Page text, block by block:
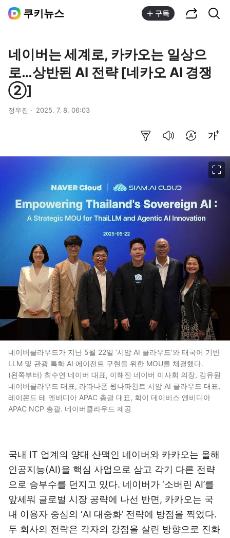
쿠키뉴스 구독
네이버는 세계로, 카카오는 일상으
로…상반된 AI 전략 [네카오 AI 경쟁
②]
정우진 2025. 7. 8. 06:03
네이버클라우드가 지난 5월 22일 ‘시암 AI 클라우드’와 태국어 기반
LLM 및 관광 특화 AI 에이전트 구현을 위한 MOU를 체결했다.
(왼쪽부터) 최수연 네이버 대표, 이해진 네이버 이사회 의장, 김유원
네이버클라우드 대표, 라따나폰 웡나파찬트 시암 AI 클라우드 대표,
레이몬드 테 엔비디아 APAC 총괄 대표, 회이 데이비스 엔비디아
APAC NCP 총괄. 네이버클라우드 제공
국내 IT 업계의 양대 산맥인 네이버와 카카오는 올해
인공지능(AI)을 핵심 사업으로 삼고 각기 다른 전략
으로 승부수를 던지고 있다. 네이버가 ‘소버린 AI’를
앞세워 글로벌 시장 공략에 나선 반면, 카카오는 국
내 이용자 중심의 ‘AI 대중화’ 전략에 방점을 찍었다.
두 회사의 전략은 각자의 강점을 살린 방향으로 진화